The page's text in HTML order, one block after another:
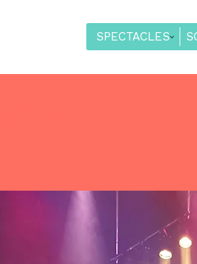
SPECTACLES